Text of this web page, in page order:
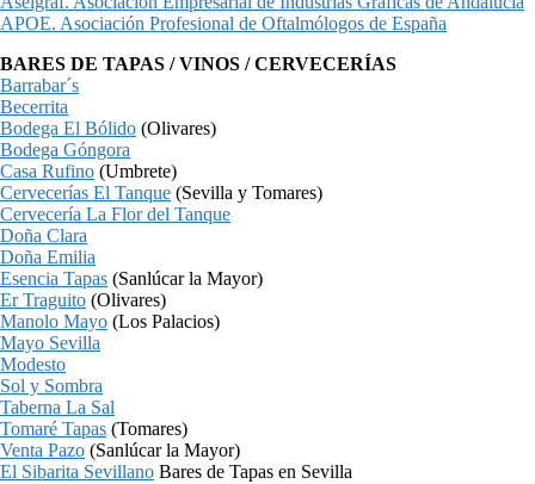
APOE. Asociación Profesional de Oftalmólogos de España
BARES DE TAPAS / VINOS / CERVECERÍAS
Barrabar´s
Becerrita
Bodega El Bólido (Olivares)
Bodega Góngora
Casa Rufino (Umbrete)
Cervecerías El Tanque (Sevilla y Tomares)
Cervecería La Flor del Tanque
Doña Clara
Doña Emilia
Esencia Tapas (Sanlúcar la Mayor)
Er Traguito (Olivares)
Manolo Mayo (Los Palacios)
Mayo Sevilla
Modesto
Sol y Sombra
Taberna La Sal
Tomaré Tapas (Tomares)
Venta Pazo (Sanlúcar la Mayor)
El Sibarita Sevillano Bares de Tapas en Sevilla